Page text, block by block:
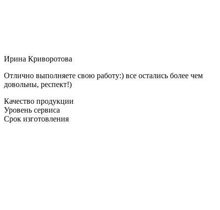
Ирина Криворотова
Отлично выполняете свою работу:) все остались более чем
довольны, респект!)
Качество продукции
Уровень сервиса
Срок изготовления